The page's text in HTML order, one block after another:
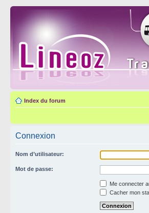
Index du forum
Connexion
Nom d’utilisateur:
Mot de passe:
Me connecter
Cacher mon